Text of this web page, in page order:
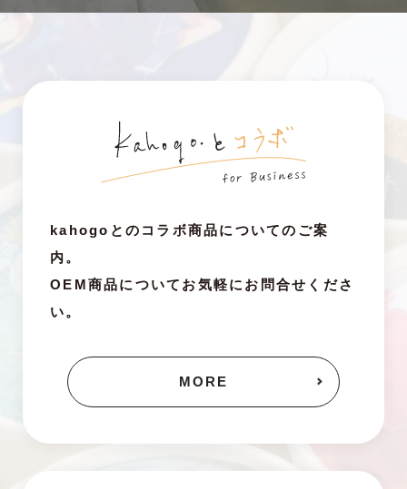
kahogoとのコラボ商品についてのご案
内。
OEM商品についてお気軽にお問合せくださ
い。
MORE